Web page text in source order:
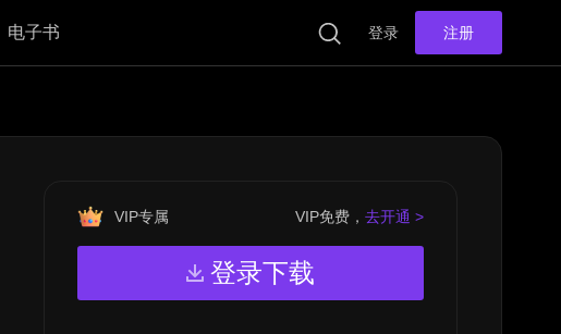
电子书 登录 注册
VIP专属 VIP免费，去开通 >
登录下载